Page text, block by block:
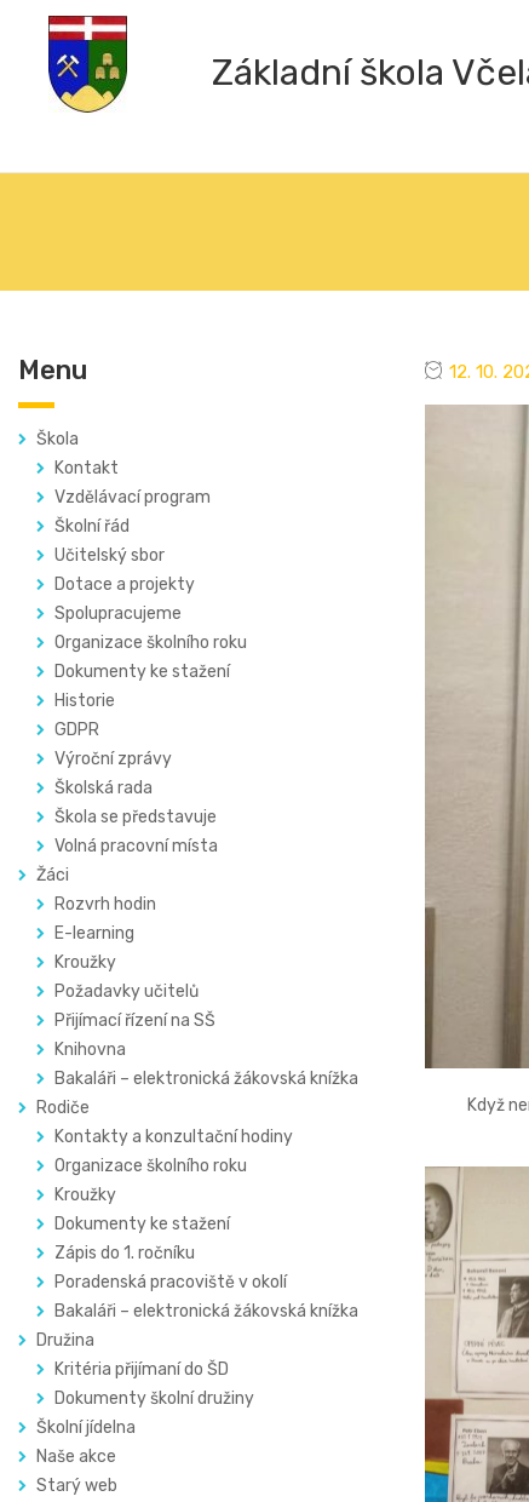
Základní škola
Menu
Škola
Kontakt
Vzdělávací program
Školní řád
Učitelský sbor
Dotace a projekty
Spolupracujeme
Organizace školního roku
Dokumenty ke stažení
Historie
GDPR
Výroční zprávy
Školská rada
Škola se představuje
Volná pracovní místa
Žáci
Rozvrh hodin
E-learning
Kroužky
Požadavky učitelů
Přijímací řízení na SŠ
Knihovna
Bakaláři – elektronická žákovská knížka
Rodiče
Kontakty a konzultační hodiny
Organizace školního roku
Kroužky
Dokumenty ke stažení
Zápis do 1. ročníku
Poradenská pracoviště v okolí
Bakaláři – elektronická žákovská knížka
Družina
Kritéria přijímaní do ŠD
Dokumenty školní družiny
Školní jídelna
Naše akce
Starý web
12. 10.
Když